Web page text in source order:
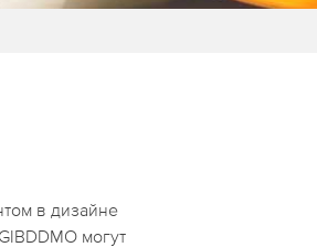
в дизайне
могут